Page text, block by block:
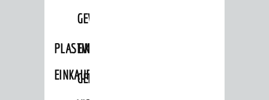
GEWERBE
PLASTIKTÜTENFREIE
EINKAUFSSTADT
EVENTS
GEMEINSAME